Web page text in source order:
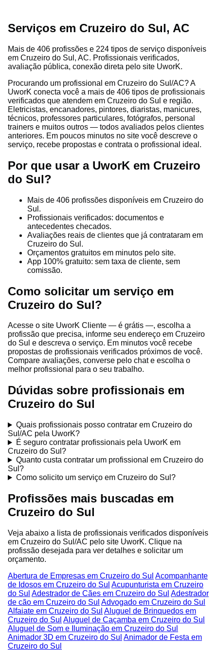
Serviços em Cruzeiro do Sul, AC
Mais de 406 profissões e 224 tipos de serviço disponíveis
em Cruzeiro do Sul, AC. Profissionais verificados,
avaliação pública, conexão direta pelo site UworK.
Procurando um profissional em Cruzeiro do Sul/AC? A
UworK conecta você a mais de 406 tipos de profissionais
verificados que atendem em Cruzeiro do Sul e região.
Eletricistas, encanadores, pintores, diaristas, manicures,
técnicos, professores particulares, fotógrafos, personal
trainers e muitos outros — todos avaliados pelos clientes
anteriores. Em poucos minutos no site você descreve o
serviço, recebe propostas e contrata o profissional ideal.
Por que usar a UworK em Cruzeiro
do Sul?
Mais de 406 profissões disponíveis em Cruzeiro do
Sul.
Profissionais verificados: documentos e
antecedentes checados.
Avaliações reais de clientes que já contrataram em
Cruzeiro do Sul.
Orçamentos gratuitos em minutos pelo site.
App 100% gratuito: sem taxa de cliente, sem
comissão.
Como solicitar um serviço em
Cruzeiro do Sul?
Acesse o site UworK Cliente — é grátis —, escolha a
profissão que precisa, informe seu endereço em Cruzeiro
do Sul e descreva o serviço. Em minutos você recebe
propostas de profissionais verificados próximos de você.
Compare avaliações, converse pelo chat e escolha o
melhor profissional para o seu trabalho.
Dúvidas sobre profissionais em
Cruzeiro do Sul
Quais profissionais posso contratar em Cruzeiro do
Sul/AC pela UworK?
É seguro contratar profissionais pela UworK em
Cruzeiro do Sul?
Quanto custa contratar um profissional em Cruzeiro do
Sul?
Como solicito um serviço em Cruzeiro do Sul?
Profissões mais buscadas em
Cruzeiro do Sul
Veja abaixo a lista de profissionais verificados disponíveis
em Cruzeiro do Sul/AC pelo site UworK. Clique na
profissão desejada para ver detalhes e solicitar um
orçamento.
Abertura de Empresas em Cruzeiro do Sul Acompanhante
de Idosos em Cruzeiro do Sul Acupunturista em Cruzeiro
do Sul Adestrador de Cães em Cruzeiro do Sul Adestrador
de cão em Cruzeiro do Sul Advogado em Cruzeiro do Sul
Alfaiate em Cruzeiro do Sul Aluguel de Brinquedos em
Cruzeiro do Sul Aluguel de Caçamba em Cruzeiro do Sul
Aluguel de Som e Iluminação em Cruzeiro do Sul
Animador 3D em Cruzeiro do Sul Animador de Festa em
Cruzeiro do Sul